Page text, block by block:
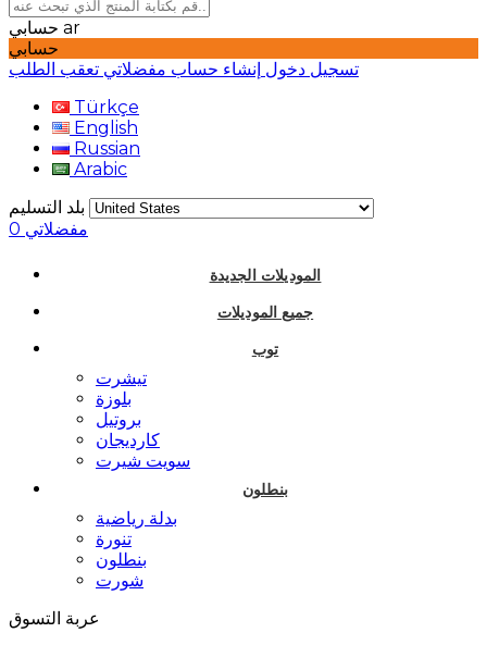
ar
حسابي
تسجيل دخول إنشاء حساب مفضلاتي تعقب الطلب
Türkçe
English
Russian
Arabic
بلد التسليم
مفضلاتي 0
الموديلات الجديدة
جميع الموديلات
توب
تيشرت
بلوزة
بروتيل
كارديجان
سويت شيرت
بنطلون
بدلة رياضية
تنورة
بنطلون
شورت
عربة التسوق